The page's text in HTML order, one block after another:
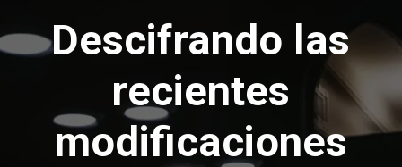
Descifrando las
recientes
modificaciones